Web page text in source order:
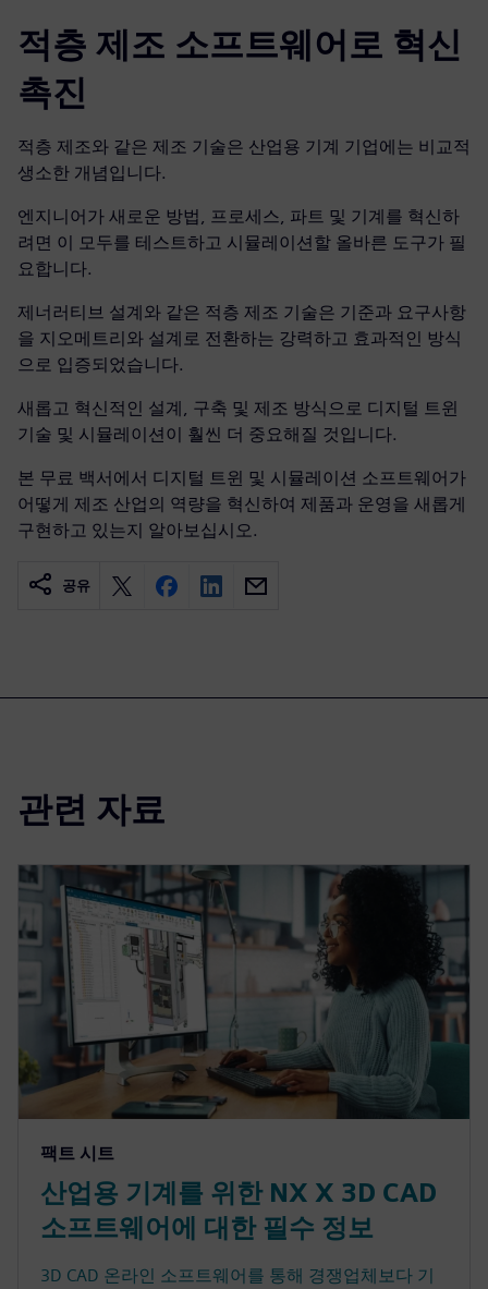
적층 제조 소프트웨어로 혁신
촉진
적층 제조와 같은 제조 기술은 산업용 기계 기업에는 비교적
생소한 개념입니다.
엔지니어가 새로운 방법, 프로세스, 파트 및 기계를 혁신하
려면 이 모두를 테스트하고 시뮬레이션할 올바른 도구가 필
요합니다.
제너러티브 설계와 같은 적층 제조 기술은 기준과 요구사항
을 지오메트리와 설계로 전환하는 강력하고 효과적인 방식
으로 입증되었습니다.
새롭고 혁신적인 설계, 구축 및 제조 방식으로 디지털 트윈
기술 및 시뮬레이션이 훨씬 더 중요해질 것입니다.
본 무료 백서에서 디지털 트윈 및 시뮬레이션 소프트웨어가
어떻게 제조 산업의 역량을 혁신하여 제품과 운영을 새롭게
구현하고 있는지 알아보십시오.
공유
관련 자료
팩트 시트
산업용 기계를 위한 NX X 3D CAD
소프트웨어에 대한 필수 정보
3D CAD 온라인 소프트웨어를 통해 경쟁업체보다 기